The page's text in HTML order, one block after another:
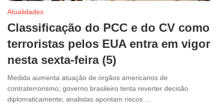
Atualidades
Classificação do PCC e do CV como
terroristas pelos EUA entra em vigor
nesta sexta-feira (5)
Medida aumenta atuação de órgãos americanos de
contraterrorismo; governo brasileiro tenta reverter decisão
diplomaticamente; analistas apontam riscos ...